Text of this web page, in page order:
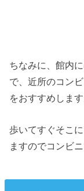
ちなみに、館内
で、近所のコン
をおすすめします
歩いてすぐそこ
ますのでコンビ